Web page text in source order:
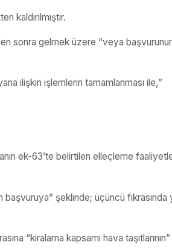
kaldırılmıştır.
sonra gelmek üzere “veya
ilişkin işlemlerin tamamlanması ile,”
ek-63’te belirtilen elleçleme
şeklinde; üçüncü
“kiralama kapsamı hava